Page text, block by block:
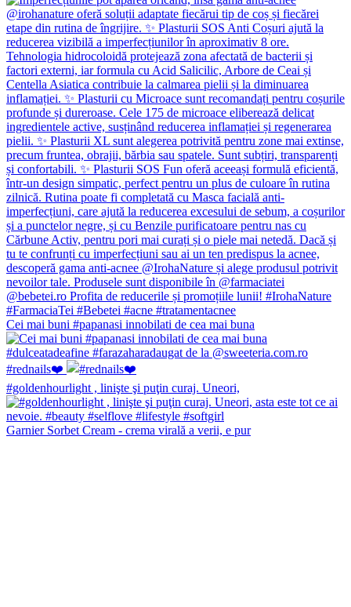
Cei mai buni #papanasi innobilati de cea mai buna
#rednails❤️
#goldenhourlight , linişte şi puţin curaj. Uneori,
Garnier Sorbet Cream - crema virală a verii, e pur